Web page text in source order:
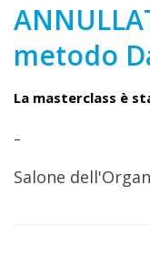
metodo
La masterclass è
–
Salone